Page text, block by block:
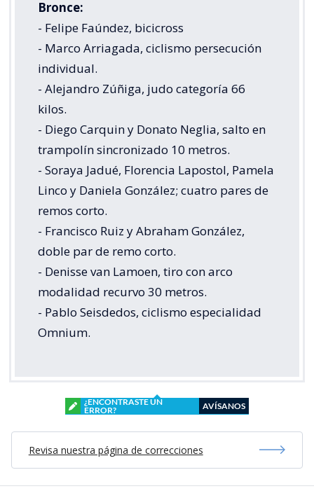
Bronce:
- Felipe Faúndez, bicicross
- Marco Arriagada, ciclismo persecución
individual.
- Alejandro Zúñiga, judo categoría 66
kilos.
- Diego Carquin y Donato Neglia, salto en
trampolín sincronizado 10 metros.
- Soraya Jadué, Florencia Lapostol, Pamela
Linco y Daniela González; cuatro pares de
remos corto.
- Francisco Ruiz y Abraham González,
doble par de remo corto.
- Denisse van Lamoen, tiro con arco
modalidad recurvo 30 metros.
- Pablo Seisdedos, ciclismo especialidad
Omnium.
¿ENCONTRASTE UN
ERROR?
AVÍSANOS
Revisa nuestra página de correcciones